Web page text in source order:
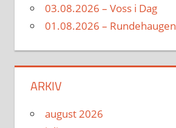
03.08.2026 – Voss i Dag
01.08.2026 –
ARKIV
august 2026